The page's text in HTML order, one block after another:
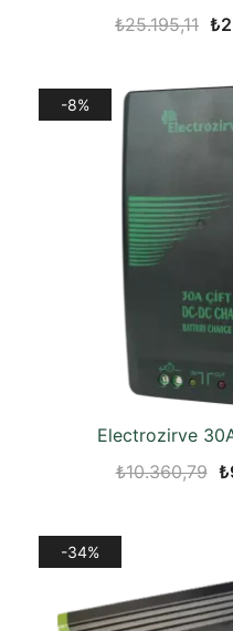
₺25.195,11 ₺
-8%
Electrozirve
₺10.360,79 ₺
-34%